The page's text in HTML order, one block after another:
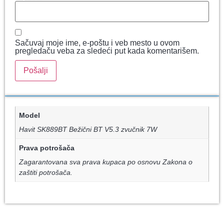
Sačuvaj moje ime, e-poštu i veb mesto u ovom
pregledaču veba za sledeći put kada komentarišem.
Model
Havit SK889BT Bežični BT V5.3 zvučnik 7W
Prava potrošača
Zagarantovana sva prava kupaca po osnovu Zakona o
zaštiti potrošača.